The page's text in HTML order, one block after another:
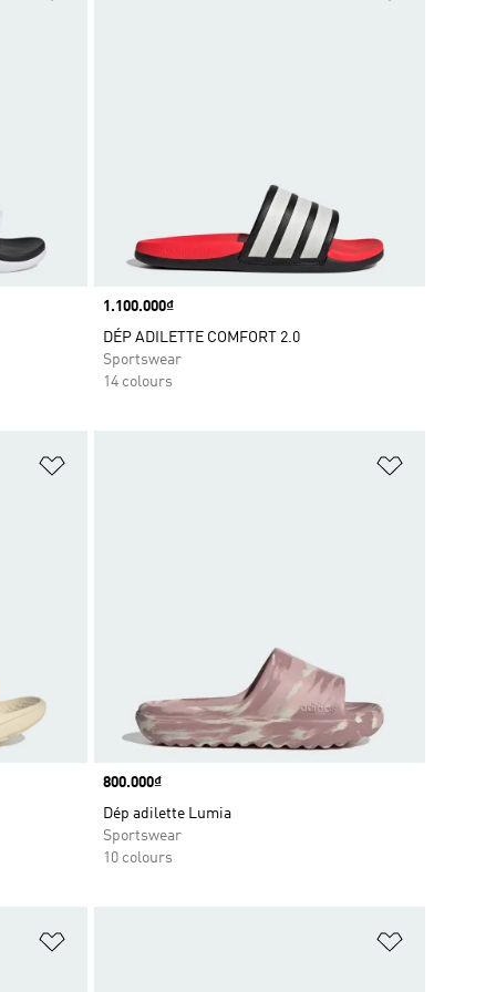
Price
1.100.000₫
DÉP ADILETTE COMFORT 2.0
Sportswear
14 colours
Price
800.000₫
Dép adilette Lumia
Sportswear
10 colours